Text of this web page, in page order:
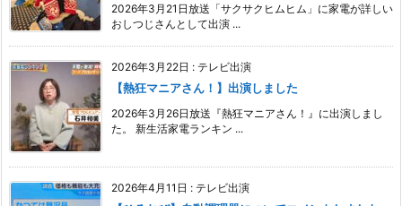
2026年3月21日放送「サクサクヒムヒム」に家電が詳しい
おしつじさんとして出演 ...
2026年3月22日 : テレビ出演
【熱狂マニアさん！】出演しました
2026年3月26日放送『熱狂マニアさん！』に出演しまし
た。 新生活家電ランキン ...
2026年4月11日 : テレビ出演